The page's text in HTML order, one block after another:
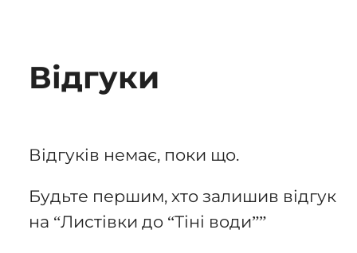
Відгуки
Відгуків немає, поки що.
Будьте першим, хто залишив відгук
на “Листівки до “Тіні води””